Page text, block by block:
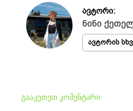
ავტორი:
ნინი
ავტორის
გააკეთეთ კომენტარი